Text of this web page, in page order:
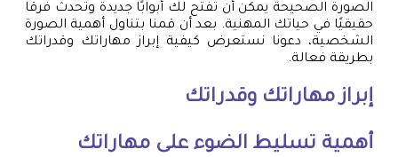
الصورة الصحيحة يمكن أن تفتح لك أبوابًا جديدة وتحدث فرقًا
حقيقيًا في حياتك المهنية. بعد أن قمنا بتناول أهمية الصورة
الشخصية، دعونا نستعرض كيفية إبراز مهاراتك وقدراتك
بطريقة فعالة.
إبراز مهاراتك وقدراتك
أهمية تسليط الضوء على مهاراتك